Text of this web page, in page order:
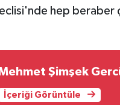
hep
Şimşek
İçeriği Görüntüle